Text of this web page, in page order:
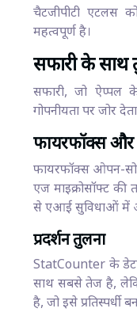
चैटजीपीटी एटलस
महत्वपूर्ण है।
सफारी के साथ
सफारी, जो ऐप्पल
गोपनीयता पर जोर
फायरफॉक्स
फायरफॉक्स ओपन-
एज माइक्रोसॉफ्ट
से एआई सुविधाओं में
प्रदर्शन तुलना
StatCounter के
साथ सबसे तेज है,
है, जो इसे प्रतिस्पर्धी